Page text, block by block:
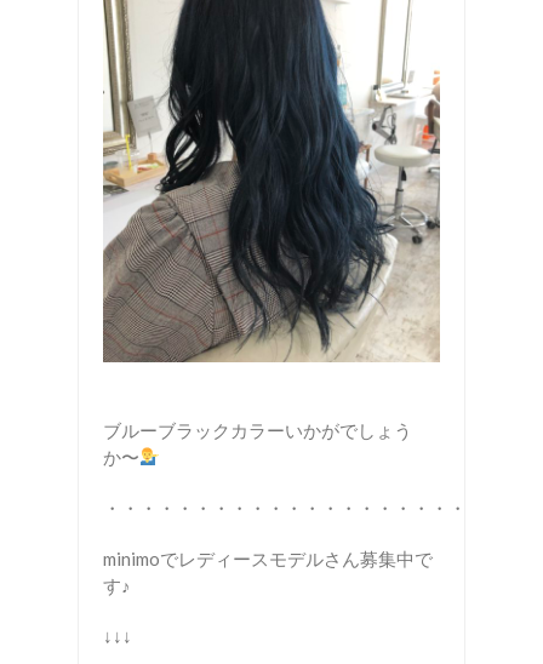
ブルーブラックカラーいかがでしょう
か〜
・・・・・・・・・・・・・・・・・・・・・・・
minimoでレディースモデルさん募集中で
す♪
↓↓↓